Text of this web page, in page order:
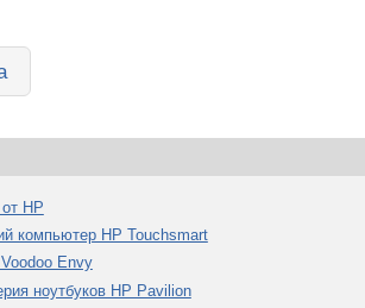
HP
компьютер HP Touchsmart
Envy
ноутбуков HP Pavilion